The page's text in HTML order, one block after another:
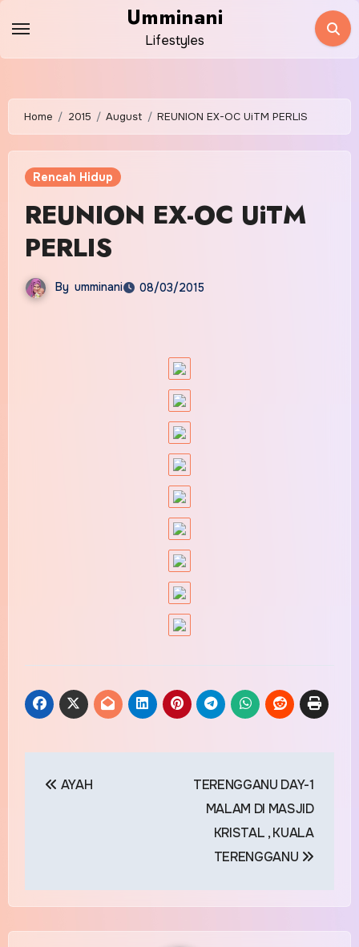
content
Umminani
Lifestyles
Home 2015 August REUNION EX-OC UiTM PERLIS
Rencah Hidup
REUNION EX-OC UiTM
PERLIS
By umminani 08/03/2015
navigation
AYAH
TERENGGANU DAY-1
MALAM DI MASJID
KRISTAL , KUALA
TERENGGANU